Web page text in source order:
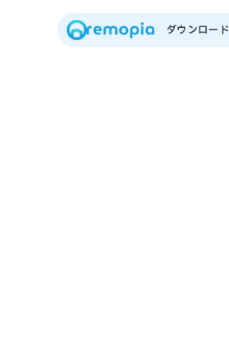
ダウンロード